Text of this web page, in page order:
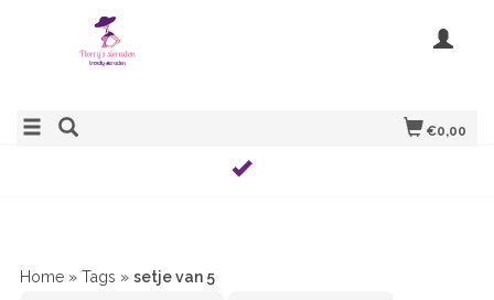
€0,00
Home » Tags » setje van 5